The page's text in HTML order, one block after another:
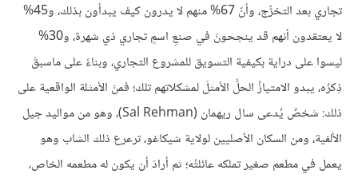
تجاري بعد التخرُّج، وأنّ 67% منهم لا يدرون كيف يبدأون بذلك، و45%
لا يعتقدون أنهم قد ينجحونَ في صنعِ اسمٍ تجاري ذي شهرة، و30%
ليسوا على دراية بكيفية التسويق للمشروع التجاري، وبناءً على ماسبقَ
ذِكرُه، يبدو الامتيازُ الحلَّ الأمثلَ لمشكلاتهم تلك؛ فمنَ الأمثلة الواقعية على
ذلك: شخصٌ يُدعى سال ريهمان (Sal Rehman)، وهو من مواليد جيل
الألفية، ومن السكان الأصليين لولاية شيكاغو، ترعرع ذلك الشاب وهو
يعمل في مطعم صغير تملكه عائلتُه؛ ثم أرادَ أن يكون له مطعمه الخاص،